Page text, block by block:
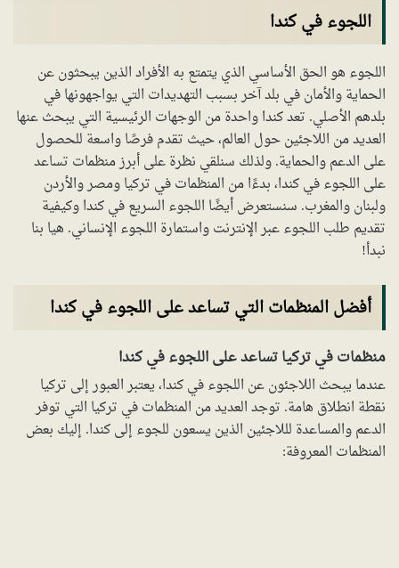
اللجوء في كندا
اللجوء هو الحق الأساسي الذي يتمتع به الأفراد الذين يبحثون عن
الحماية والأمان في بلد آخر بسبب التهديدات التي يواجهونها في
بلدهم الأصلي. تعد كندا واحدة من الوجهات الرئيسية التي يبحث عنها
العديد من اللاجئين حول العالم، حيث تقدم فرصًا واسعة للحصول
على الدعم والحماية. ولذلك سنلقي نظرة على أبرز منظمات تساعد
على اللجوء في كندا، بدءًا من المنظمات في تركيا ومصر والأردن
ولبنان والمغرب. سنستعرض أيضًا اللجوء السريع في كندا وكيفية
تقديم طلب اللجوء عبر الإنترنت واستمارة اللجوء الإنساني. هيا بنا
نبدأ!
أفضل المنظمات التي تساعد على اللجوء في كندا
منظمات في تركيا تساعد على اللجوء في كندا
عندما يبحث اللاجئون عن اللجوء في كندا، يعتبر العبور إلى تركيا
نقطة انطلاق هامة. توجد العديد من المنظمات في تركيا التي توفر
الدعم والمساعدة لللاجئين الذين يسعون للجوء إلى كندا. إليك بعض
المنظمات المعروفة: